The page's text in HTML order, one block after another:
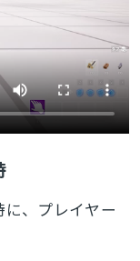
、プレイヤー